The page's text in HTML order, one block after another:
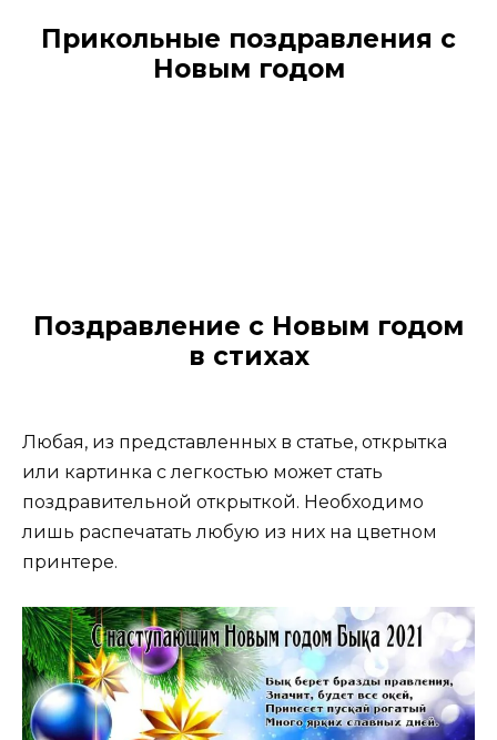
Прикольные поздравления с
Новым годом
Поздравление с Новым годом
в стихах
Любая, из представленных в статье, открытка
или картинка с легкостью может стать
поздравительной открыткой. Необходимо
лишь распечатать любую из них на цветном
принтере.